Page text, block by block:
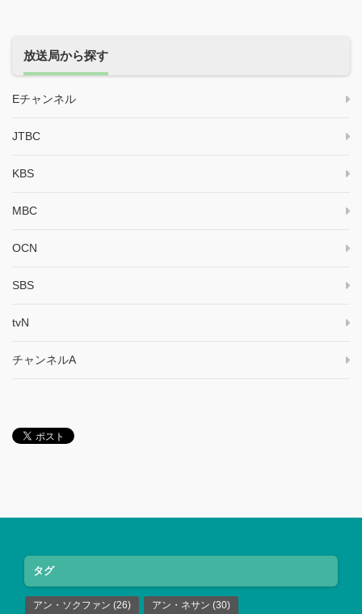
放送局から探す
Eチャンネル
JTBC
KBS
MBC
OCN
SBS
tvN
チャンネルA
タグ
アン・ソクファン (26) アン・ネサン (30)